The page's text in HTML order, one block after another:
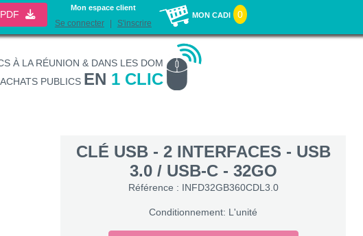
PDF
Mon espace client
Se connecter S'inscrire
MON CADI 0
À LA RÉUNION & DANS LES DOM
PUBLICS EN 1 CLIC
CLÉ USB - 2 INTERFACES - USB
3.0 / USB-C - 32GO
Référence : INFD32GB360CDL3.0
Conditionnement: L'unité